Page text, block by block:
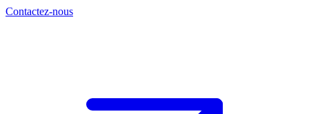
Contactez-nous